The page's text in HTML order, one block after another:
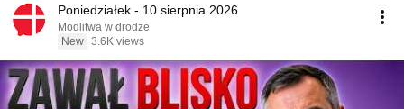
Poniedziałek - 10 sierpnia 2026
Modlitwa w drodze
New 3.6K views